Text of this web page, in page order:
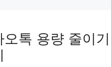
오톡 용량 줄이